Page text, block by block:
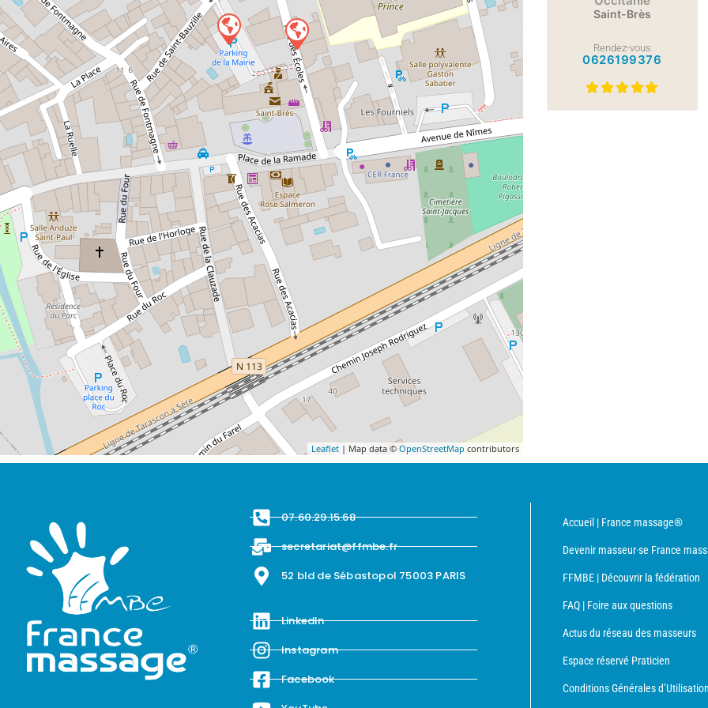
Leaflet | Map data © OpenStreetMap contributors
Saint-Brès
Rendez-vous
0626199376
07.60.29.15.68
secretariat@ffmbe.fr
52 bld de Sébastopol 75003 PARIS
LinkedIn
Instagram
Facebook
Accueil | France massage®
Devenir masseur·se France
FFMBE | Découvrir la fédération
FAQ | Foire aux questions
Actus du réseau des masseurs
Espace réservé Praticien
Conditions Générales d’Utilisation